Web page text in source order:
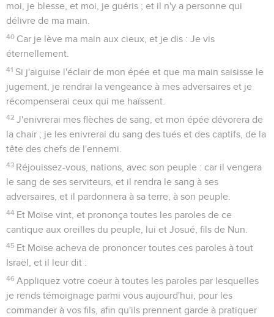
moi, je blesse, et moi, je guéris ; et il n'y a personne qui
délivre de ma main.
40 Car je lève ma main aux cieux, et je dis : Je vis
éternellement.
41 Si j'aiguise l'éclair de mon épée et que ma main saisisse le
jugement, je rendrai la vengeance à mes adversaires et je
récompenserai ceux qui me haïssent.
42 J'enivrerai mes flèches de sang, et mon épée dévorera de
la chair ; je les enivrerai du sang des tués et des captifs, de la
tête des chefs de l'ennemi.
43 Réjouissez-vous, nations, avec son peuple : car il vengera
le sang de ses serviteurs, et il rendra le sang à ses
adversaires, et il pardonnera à sa terre, à son peuple.
44 Et Moïse vint, et prononça toutes les paroles de ce
cantique aux oreilles du peuple, lui et Josué, fils de Nun.
45 Et Moïse acheva de prononcer toutes ces paroles à tout
Israël, et il leur dit :
46 Appliquez votre coeur à toutes les paroles par lesquelles
je rends témoignage parmi vous aujourd'hui, pour les
commander à vos fils, afin qu'ils prennent garde à pratiquer